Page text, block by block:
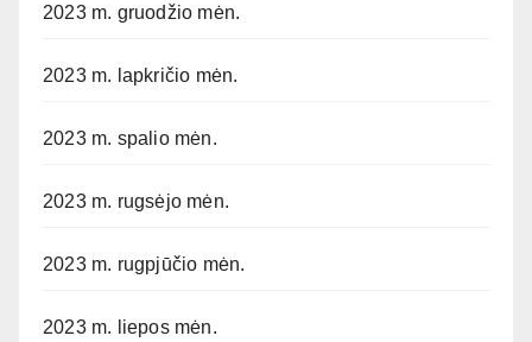
2023 m. gruodžio mėn.
2023 m. lapkričio mėn.
2023 m. spalio mėn.
2023 m. rugsėjo mėn.
2023 m. rugpjūčio mėn.
2023 m. liepos mėn.